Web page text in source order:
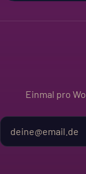
Einmal pro